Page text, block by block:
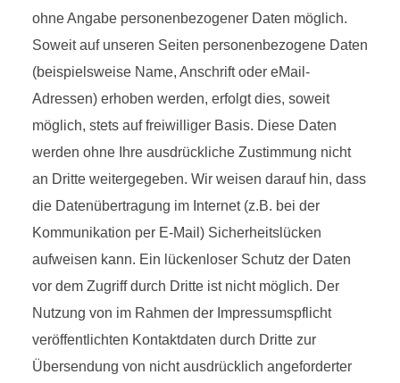
ohne Angabe personenbezogener Daten möglich.
Soweit auf unseren Seiten personenbezogene Daten
(beispielsweise Name, Anschrift oder eMail-
Adressen) erhoben werden, erfolgt dies, soweit
möglich, stets auf freiwilliger Basis. Diese Daten
werden ohne Ihre ausdrückliche Zustimmung nicht
an Dritte weitergegeben. Wir weisen darauf hin, dass
die Datenübertragung im Internet (z.B. bei der
Kommunikation per E-Mail) Sicherheitslücken
aufweisen kann. Ein lückenloser Schutz der Daten
vor dem Zugriff durch Dritte ist nicht möglich. Der
Nutzung von im Rahmen der Impressumspflicht
veröffentlichten Kontaktdaten durch Dritte zur
Übersendung von nicht ausdrücklich angeforderter